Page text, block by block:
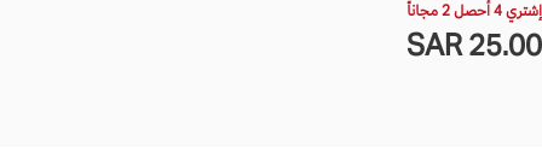
إشتري 4 أحصل 2 مجاناً
25.00
السعر
25.00 SAR